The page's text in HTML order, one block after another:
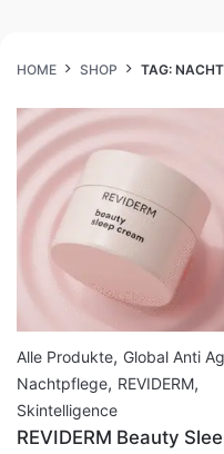
HOME SHOP TAG:
Alle Produkte, Global Anti
Nachtpflege, REVIDERM,
Skintelligence
REVIDERM Beauty